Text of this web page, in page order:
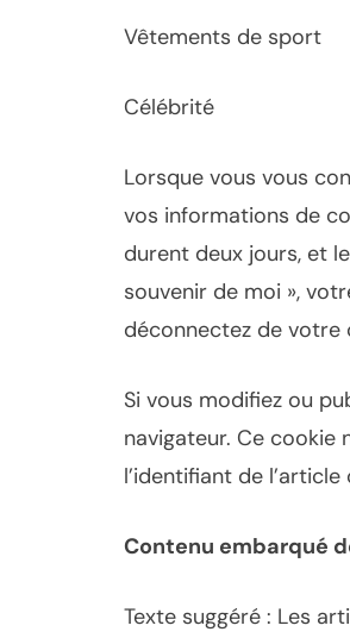
Vêtements de sport
Célébrité
Lorsque vous vous
vos informations de
durent deux jours, et
souvenir de moi »,
déconnectez de votre
Si vous modifiez ou
navigateur. Ce cookie
l’identifiant de
Contenu embarqué
Texte suggéré : Les